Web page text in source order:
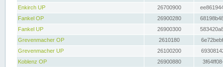
Enkirch UP
26700900
Fankel OP
26900280
Fankel UP
26900300
Grevenmacher OP
2610180
Grevenmacher UP
26100200
Koblenz OP
26900880